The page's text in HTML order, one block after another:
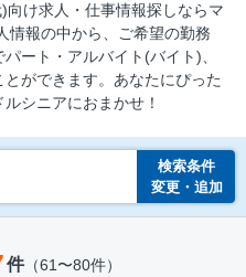
け求⼈・仕事情報探しならマ
情報の中から、ご希望の勤務
ート・アルバイト(バイト)、
ができます。あなたにぴった
シニアにおまかせ！
検索条件
変更・追加
件（61〜80件）